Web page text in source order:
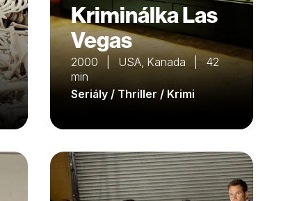
Kriminálka Las
Vegas
2000 | USA, Kanada | 42
min
Seriály / Thriller / Krimi